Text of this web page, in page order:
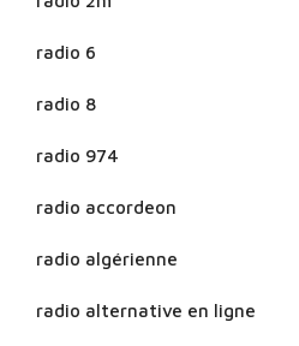
radio 6
radio 8
radio 974
radio accordeon
radio algérienne
radio alternative en ligne